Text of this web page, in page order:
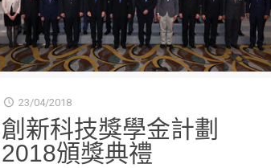
23/04/2018
創新科技獎學金計劃
2018頒獎典禮